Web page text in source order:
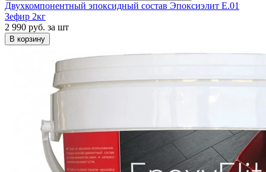
Двухкомпонентный эпоксидный состав Эпоксиэлит E.01
Зефир 2кг
2 990 руб. за шт
В корзину